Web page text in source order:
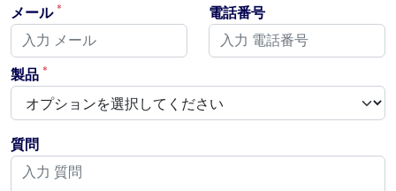
メール * 電話番号
製品 *
質問